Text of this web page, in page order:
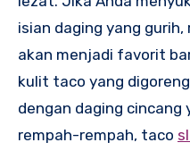
isian daging yang gurih,
akan menjadi favorit
kulit taco yang
dengan daging cincang
rempah-rempah, taco